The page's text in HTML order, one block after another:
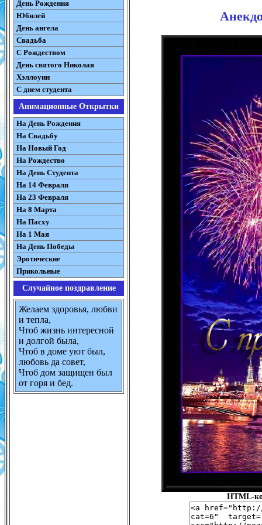
День Рождения
Юбилей
День ангела
Свадьба
С Рождеством
День святого Николая
Хэллоуин
С днем студента
Анимационные Открытки
На День Рождения
На Свадьбу
На Новый Год
На Рождество
На День Студента
На 14 Февраля
На 23 Февраля
На 8 Марта
На Пасху
На 1 Мая
На День Победы
Эротические
Прикольные
Случайное поздравление
Желаем здоровья, любви
и тепла,
Чтоб жизнь интересной
и долгой была,
Чтоб в доме уют был,
любовь да совет,
Чтоб дом защищен был
от горя и бед.
HTML-